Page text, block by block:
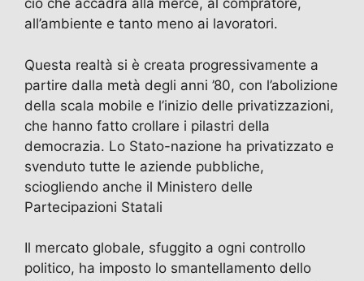
ciò che accadrà alla merce, al compratore,
all’ambiente e tanto meno ai lavoratori.
Questa realtà si è creata progressivamente a
partire dalla metà degli anni ’80, con l’abolizione
della scala mobile e l’inizio delle privatizzazioni,
che hanno fatto crollare i pilastri della
democrazia. Lo Stato-nazione ha privatizzato e
svenduto tutte le aziende pubbliche,
sciogliendo anche il Ministero delle
Partecipazioni Statali
Il mercato globale, sfuggito a ogni controllo
politico, ha imposto lo smantellamento dello